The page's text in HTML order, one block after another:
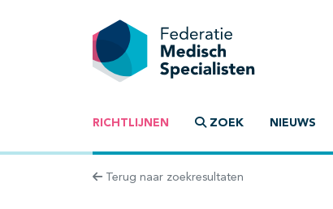
RICHTLIJNEN ZOEK NIEUWS
Terug naar zoekresultaten